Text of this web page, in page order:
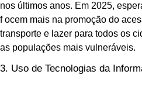
nos últimos anos. Em 2025,
f ocem mais na promoção do
transporte e lazer para todos os
as populações mais vulneráveis.
3. Uso de Tecnologias da